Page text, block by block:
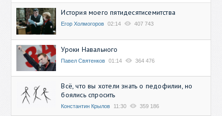
История моего пятидесятисемитства
Егор Холмогоров 02:14 407 743
Уроки Навального
Павел Святенков 01:14 364 476
Всё, что вы хотели знать о педофилии, но
боялись спросить
Константин Крылов 11:30 359 186